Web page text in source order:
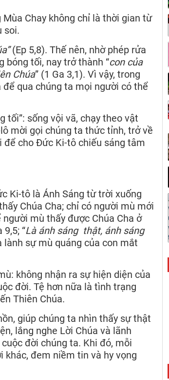
Chay không chỉ là thời gian từ
soi.
(Ep 5,8). Thế nên, nhờ phép rửa
bóng tối, nay trở thành “con của
Chúa” (1 Ga 3,1). Vì vậy, trong
để qua chúng ta mọi người có thể
tối”: sống vội vã, chạy theo vật
mời gọi chúng ta thức tỉnh, trở về
để cho Đức Ki-tô chiếu sáng tâm
Ki-tô là Ánh Sáng từ trời xuống
Chúa Cha; chỉ có người mù mới
mù thấy được Chúa Cha ở
9,5; “Là ánh sáng thật, ánh sáng
lành sự mù quáng của con mắt
không nhận ra sự hiện diện của
đời. Tệ hơn nữa là tình trạng
Thiên Chúa.
giúp chúng ta nhìn thấy sự thật
lắng nghe Lời Chúa và lãnh
đời chúng ta. Khi đó, mỗi
đem niềm tin và hy vọng